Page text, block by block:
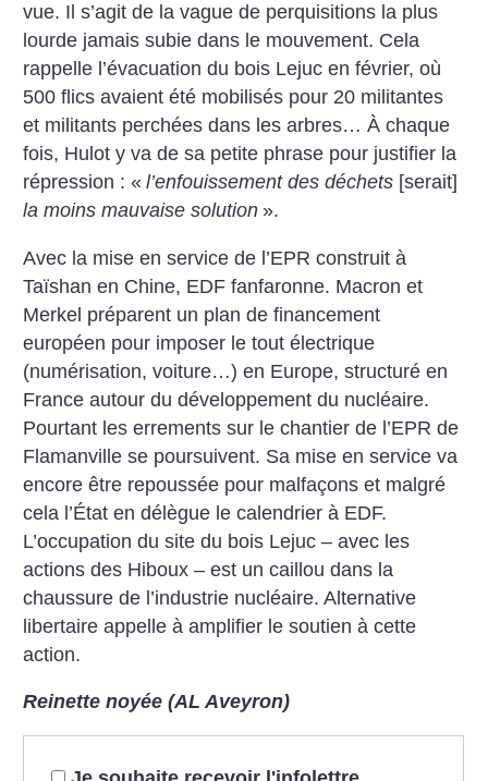
vue. Il s’agit de la vague de perquisitions la plus
lourde jamais subie dans le mouvement. Cela
rappelle l’évacuation du bois Lejuc en février, où
500 flics avaient été mobilisés pour 20 militantes
et militants perchées dans les arbres… À chaque
fois, Hulot y va de sa petite phrase pour justifier la
répression : « l’enfouissement des déchets [serait]
la moins mauvaise solution ».
Avec la mise en service de l’EPR construit à
Taïshan en Chine, EDF fanfaronne. Macron et
Merkel préparent un plan de financement
européen pour imposer le tout électrique
(numérisation, voiture…) en Europe, structuré en
France autour du développement du nucléaire.
Pourtant les errements sur le chantier de l’EPR de
Flamanville se poursuivent. Sa mise en service va
encore être repoussée pour malfaçons et malgré
cela l’État en délègue le calendrier à EDF.
L’occupation du site du bois Lejuc – avec les
actions des Hiboux – est un caillou dans la
chaussure de l’industrie nucléaire. Alternative
libertaire appelle à amplifier le soutien à cette
action.
Reinette noyée (AL Aveyron)